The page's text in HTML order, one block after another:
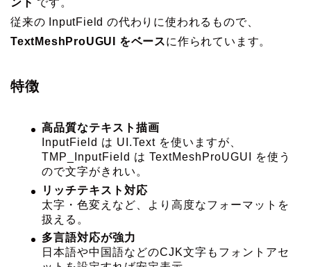
ント です。
従来の InputField の代わりに使われるもので、
TextMeshProUGUI をベースに作られています。
特徴
高品質なテキスト描画
InputField は UI.Text を使いますが、
TMP_InputField は TextMeshProUGUI を使う
ので文字がきれい。
リッチテキスト対応
太字・色変えなど、より高度なフォーマットを
扱える。
多言語対応が強力
日本語や中国語などのCJK文字もフォントアセ